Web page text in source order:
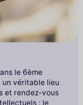
le 6ème
un véritable lieu
et rendez-vous
: le